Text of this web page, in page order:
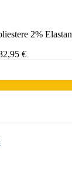
2% Elastan
€